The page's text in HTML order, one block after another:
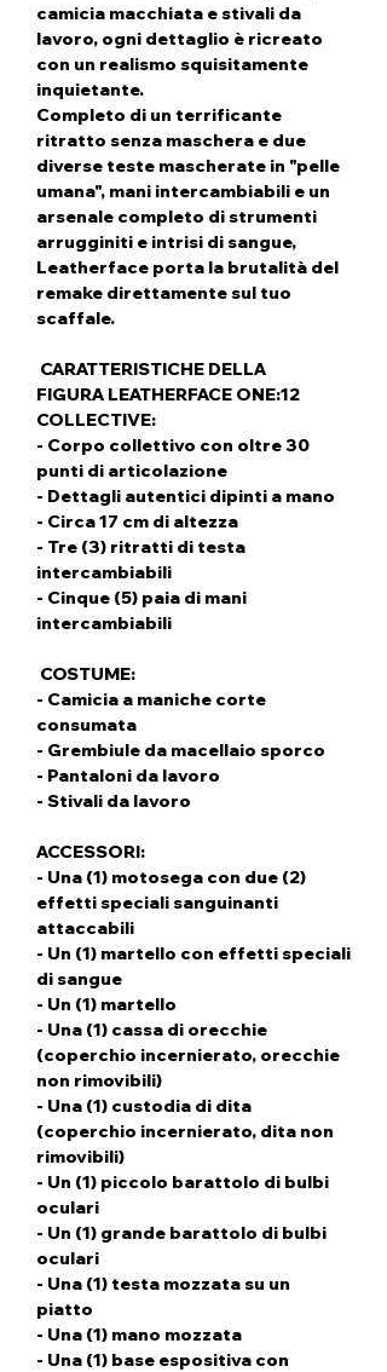
camicia macchiata e stivali da
lavoro, ogni dettaglio è ricreato
con un realismo squisitamente
inquietante.
Completo di un terrificante
ritratto senza maschera e due
diverse teste mascherate in "pelle
umana", mani intercambiabili e un
arsenale completo di strumenti
arrugginiti e intrisi di sangue,
Leatherface porta la brutalità del
remake direttamente sul tuo
scaffale.
CARATTERISTICHE DELLA
FIGURA LEATHERFACE ONE:12
COLLECTIVE:
- Corpo collettivo con oltre 30
punti di articolazione
- Dettagli autentici dipinti a mano
- Circa 17 cm di altezza
- Tre (3) ritratti di testa
intercambiabili
- Cinque (5) paia di mani
intercambiabili
COSTUME:
- Camicia a maniche corte
consumata
- Grembiule da macellaio sporco
- Pantaloni da lavoro
- Stivali da lavoro
ACCESSORI:
- Una (1) motosega con due (2)
effetti speciali sanguinanti
attaccabili
- Un (1) martello con effetti speciali
di sangue
- Un (1) martello
- Una (1) cassa di orecchie
(coperchio incernierato, orecchie
non rimovibili)
- Una (1) custodia di dita
(coperchio incernierato, dita non
rimovibili)
- Un (1) piccolo barattolo di bulbi
oculari
- Un (1) grande barattolo di bulbi
oculari
- Una (1) testa mozzata su un
piatto
- Una (1) mano mozzata
- Una (1) base espositiva con